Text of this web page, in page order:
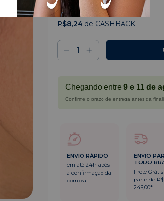
x deR$18,30 sem juros
R$8,24 de CASHBACK
Chegando entre 9 e 11 de
Confirme o prazo de entrega antes da
ENVIO RÁPIDO
em até 24h após
a confirmação da
compra
ENVIO
TODO
Frete Grátis
partir de R$
249,00*